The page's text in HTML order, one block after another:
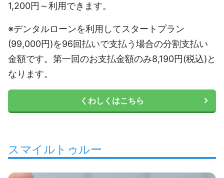
1,200円～利用できます。
※デンタルローンを利用してスタートプラン
(99,000円)を96回払いで支払う場合の分割支払い
金額です。第一回のお支払金額のみ8,190円(税込)と
なります。
くわしくはこちら
スマイルトゥルー